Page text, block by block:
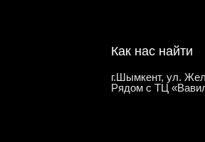
Как нас найти
г.Шымкент, ул.
Рядом с ТЦ